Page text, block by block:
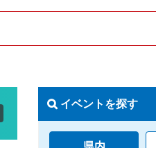
イベントを探す